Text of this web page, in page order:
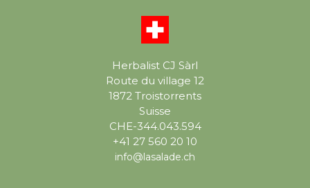
Herbalist CJ Sàrl
Route du village 12
1872 Troistorrents
Suisse
CHE-344.043.594
+41 27 560 20 10
info@lasalade.ch